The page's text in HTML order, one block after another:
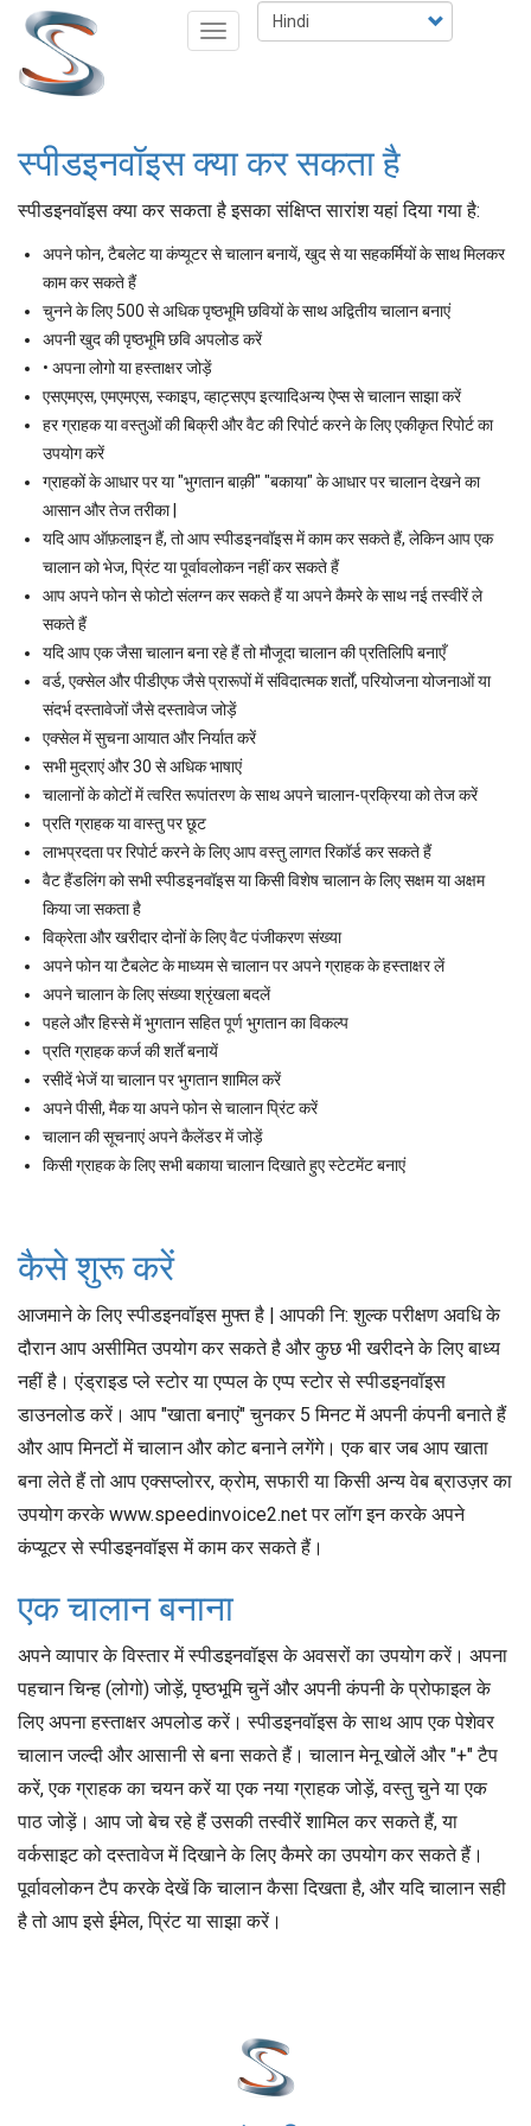
Skip
main
content
Select
your
Toggle
स्पीडइनवॉइस क्या कर सकता है
स्पीडइनवॉइस क्या कर सकता है इसका संक्षिप्त सारांश यहां दिया गया है:
अपने फोन, टैबलेट या कंप्यूटर से चालान बनायें, खुद से या सहकर्मियों के साथ मिलकर
काम कर सकते हैं
चुनने के लिए 500 से अधिक पृष्ठभूमि छवियों के साथ अद्वितीय चालान बनाएं
अपनी खुद की पृष्ठभूमि छवि अपलोड करें
• अपना लोगो या हस्ताक्षर जोड़ें
एसएमएस, एमएमएस, स्काइप, व्हाट्सएप इत्यादिअन्य ऐप्स से चालान साझा करें
हर ग्राहक या वस्तुओं की बिक्री और वैट की रिपोर्ट करने के लिए एकीकृत रिपोर्ट का
उपयोग करें
ग्राहकों के आधार पर या "भुगतान बाक़ी" "बकाया" के आधार पर चालान देखने का
आसान और तेज तरीका |
यदि आप ऑफ़लाइन हैं, तो आप स्पीडइनवॉइस में काम कर सकते हैं, लेकिन आप एक
चालान को भेज, प्रिंट या पूर्वावलोकन नहीं कर सकते हैं
आप अपने फोन से फोटो संलग्न कर सकते हैं या अपने कैमरे के साथ नई तस्वीरें ले
सकते हैं
यदि आप एक जैसा चालान बना रहे हैं तो मौजूदा चालान की प्रतिलिपि बनाएँ
वर्ड, एक्सेल और पीडीएफ जैसे प्रारूपों में संविदात्मक शर्तों, परियोजना योजनाओं या
संदर्भ दस्तावेजों जैसे दस्तावेज जोड़ें
एक्सेल में सुचना आयात और निर्यात करें
सभी मुद्राएं और 30 से अधिक भाषाएं
चालानों के कोटों में त्वरित रूपांतरण के साथ अपने चालान-प्रक्रिया को तेज करें
प्रति ग्राहक या वास्तु पर छूट
लाभप्रदता पर रिपोर्ट करने के लिए आप वस्तु लागत रिकॉर्ड कर सकते हैं
वैट हैंडलिंग को सभी स्पीडइनवॉइस या किसी विशेष चालान के लिए सक्षम या अक्षम
किया जा सकता है
विक्रेता और खरीदार दोनों के लिए वैट पंजीकरण संख्या
अपने फोन या टैबलेट के माध्यम से चालान पर अपने ग्राहक के हस्ताक्षर लें
अपने चालान के लिए संख्या श्रृंखला बदलें
पहले और हिस्से में भुगतान सहित पूर्ण भुगतान का विकल्प
प्रति ग्राहक कर्ज की शर्तें बनायें
रसीदें भेजें या चालान पर भुगतान शामिल करें
अपने पीसी, मैक या अपने फोन से चालान प्रिंट करें
चालान की सूचनाएं अपने कैलेंडर में जोड़ें
किसी ग्राहक के लिए सभी बकाया चालान दिखाते हुए स्टेटमेंट बनाएं
कैसे शुरू करें
आजमाने के लिए स्पीडइनवॉइस मुफ्त है | आपकी नि: शुल्क परीक्षण अवधि के
दौरान आप असीमित उपयोग कर सकते है और कुछ भी खरीदने के लिए बाध्य
नहीं है। एंड्राइड प्ले स्टोर या एप्पल के एप्प स्टोर से स्पीडइनवॉइस
डाउनलोड करें। आप "खाता बनाएं" चुनकर 5 मिनट में अपनी कंपनी बनाते हैं
और आप मिनटों में चालान और कोट बनाने लगेंगे। एक बार जब आप खाता
बना लेते हैं तो आप एक्सप्लोरर, क्रोम, सफारी या किसी अन्य वेब ब्राउज़र का
उपयोग करके www.speedinvoice2.net पर लॉग इन करके अपने
कंप्यूटर से स्पीडइनवॉइस में काम कर सकते हैं।
एक चालान बनाना
अपने व्यापार के विस्तार में स्पीडइनवॉइस के अवसरों का उपयोग करें। अपना
पहचान चिन्ह (लोगो) जोड़ें, पृष्ठभूमि चुनें और अपनी कंपनी के प्रोफाइल के
लिए अपना हस्ताक्षर अपलोड करें। स्पीडइनवॉइस के साथ आप एक पेशेवर
चालान जल्दी और आसानी से बना सकते हैं। चालान मेनू खोलें और "+" टैप
करें, एक ग्राहक का चयन करें या एक नया ग्राहक जोड़ें, वस्तु चुने या एक
पाठ जोड़ें। आप जो बेच रहे हैं उसकी तस्वीरें शामिल कर सकते हैं, या
वर्कसाइट को दस्तावेज में दिखाने के लिए कैमरे का उपयोग कर सकते हैं।
पूर्वावलोकन टैप करके देखें कि चालान कैसा दिखता है, और यदि चालान सही
है तो आप इसे ईमेल, प्रिंट या साझा करें।